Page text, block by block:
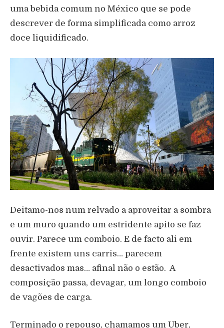
uma bebida comum no México que se pode
descrever de forma simplificada como arroz
doce liquidificado.
Deitamo-nos num relvado a aproveitar a sombra
e um muro quando um estridente apito se faz
ouvir. Parece um comboio. E de facto ali em
frente existem uns carris… parecem
desactivados mas… afinal não o estão. A
composição passa, devagar, um longo comboio
de vagões de carga.
Terminado o repouso, chamamos um Uber,